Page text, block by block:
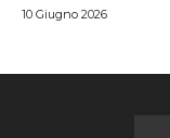
10 Giugno 2026